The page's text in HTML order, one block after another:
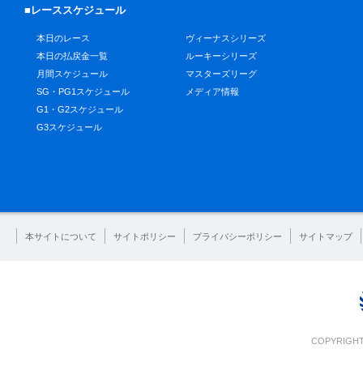
■レーススケジュール
本日のレース
本日の払戻金一覧
月間スケジュール
SG・PG1スケジュール
G1・G2スケジュール
G3スケジュール
ヴィーナスシリーズ
ルーキーシリーズ
マスターズリーグ
メディア情報
本サイトについて サイトポリシー プライバシーポリシー サイトマップ